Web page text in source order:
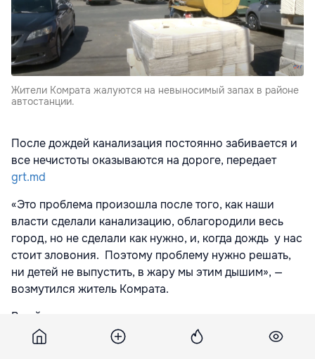
Жители Комрата жалуются на невыносимый запах в районе
автостанции.
После дождей канализация постоянно забивается и
все нечистоты оказываются на дороге, передает
grt.md
«Это проблема произошла после того, как наши
власти сделали канализацию, облагородили весь
город, но не сделали как нужно, и, когда дождь у нас
стоит зловония. Поэтому проблему нужно решать,
ни детей не выпустить, в жару мы этим дышим», —
возмутился житель Комрата.
В районе автовокзала люди торгуют
прохладительными напитками, пирожками.